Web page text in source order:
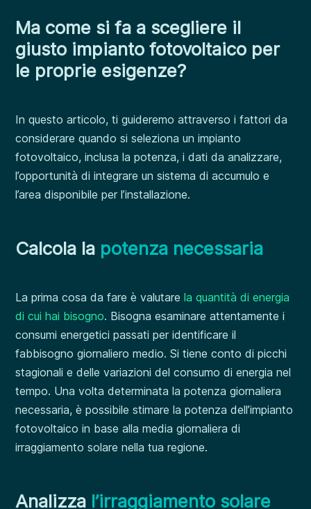
Ma come si fa a scegliere il
giusto impianto fotovoltaico per
le proprie esigenze?
In questo articolo, ti guideremo attraverso i fattori da
considerare quando si seleziona un impianto
fotovoltaico, inclusa la potenza, i dati da analizzare,
l’opportunità di integrare un sistema di accumulo e
l’area disponibile per l’installazione.
Calcola la potenza necessaria
La prima cosa da fare è valutarela quantità di energia
di cui hai bisogno. Bisogna esaminare attentamente i
consumi energetici passati per identificare il
fabbisogno giornaliero medio. Si tiene conto di picchi
stagionali e delle variazioni del consumo di energia nel
tempo. Una volta determinata la potenza giornaliera
necessaria, è possibile stimare la potenza dell’impianto
fotovoltaico in base alla media giornaliera di
irraggiamento solare nella tua regione.
Analizza l’irraggiamento solare